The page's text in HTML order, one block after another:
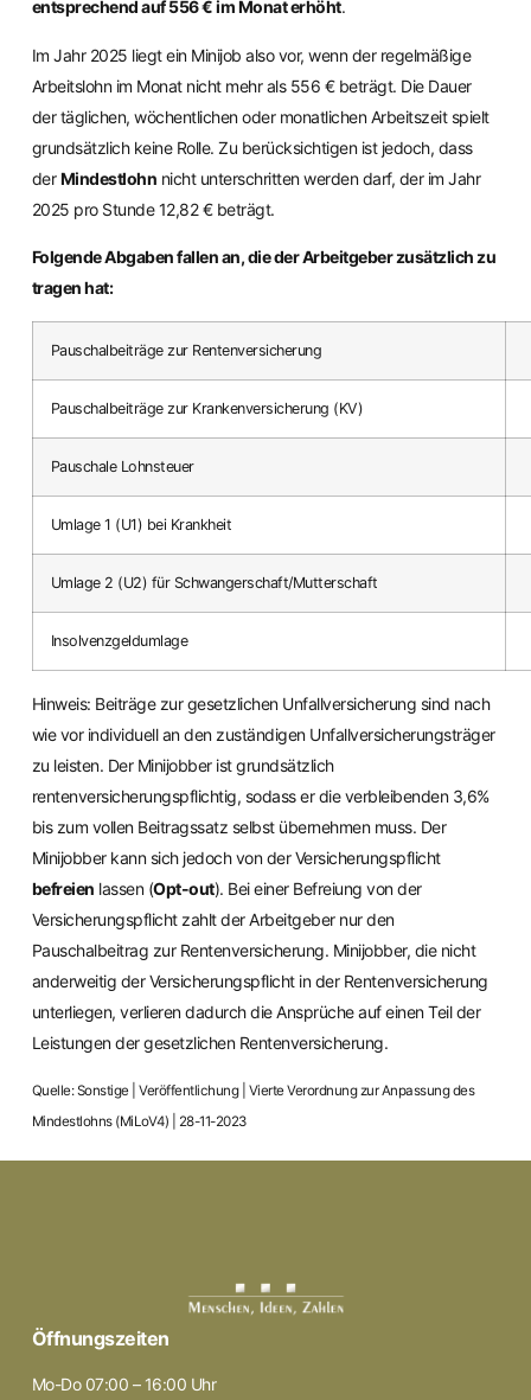
entsprechend auf 556 € im Monat erhöht.
Im Jahr 2025 liegt ein Minijob also vor, wenn der regelmäßige
Arbeitslohn im Monat nicht mehr als 556 € beträgt. Die Dauer
der täglichen, wöchentlichen oder monatlichen Arbeitszeit spielt
grundsätzlich keine Rolle. Zu berücksichtigen ist jedoch, dass
derMindestlohn nicht unterschritten werden darf, der im Jahr
2025 pro Stunde 12,82 € beträgt.
Folgende Abgaben fallen an, die der Arbeitgeber zusätzlich zu
tragen hat:
Pauschalbeiträge zur Rentenversicherung
Pauschalbeiträge zur Krankenversicherung (KV)
Pauschale Lohnsteuer
Umlage 1 (U1) bei Krankheit
Umlage 2 (U2) für Schwangerschaft/Mutterschaft
Insolvenzgeldumlage
Hinweis: Beiträge zur gesetzlichen Unfallversicherung sind nach
wie vor individuell an den zuständigen Unfallversicherungsträger
zu leisten. Der Minijobber ist grundsätzlich
rentenversicherungspflichtig, sodass er die verbleibenden 3,6%
bis zum vollen Beitragssatz selbst übernehmen muss. Der
Minijobber kann sich jedoch von der Versicherungspflicht
befreien lassen (Opt-out). Bei einer Befreiung von der
Versicherungspflicht zahlt der Arbeitgeber nur den
Pauschalbeitrag zur Rentenversicherung. Minijobber, die nicht
anderweitig der Versicherungspflicht in der Rentenversicherung
unterliegen, verlieren dadurch die Ansprüche auf einen Teil der
Leistungen der gesetzlichen Rentenversicherung.
Quelle: Sonstige | Veröffentlichung | Vierte Verordnung zur Anpassung des
Mindestlohns (MiLoV4) | 28-11-2023
Öffnungszeiten
Mo-Do 07:00 – 16:00 Uhr